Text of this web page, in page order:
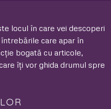
locul în care vei descoperi
care apar în
bogată cu articole,
îți vor ghida drumul spre